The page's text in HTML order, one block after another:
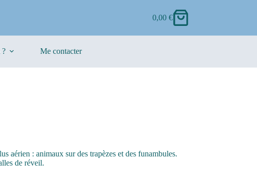
0,00 €
? Me contacter
aérien : animaux sur des trapèzes et des funambules.
de réveil.